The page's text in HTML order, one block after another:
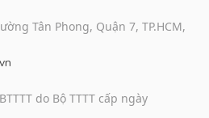
Tân Phong, Quận 7, TP.HCM,
do Bộ TTTT cấp ngày